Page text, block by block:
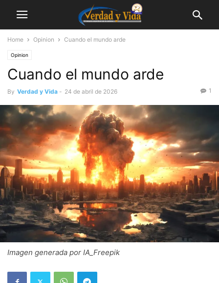
Home Opinion Cuando el mundo arde
Opinion
Cuando el mundo arde
By Verdad y Vida - 24 de abril de 2026 1
Imagen generada por IA_Freepik